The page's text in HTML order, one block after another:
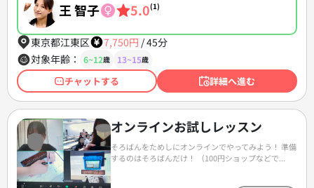
王 智子 5.0(1)
東京都江東区 7,750円 /45分
対象年齢：
6~12歳 13~15歳
チャットする 詳細へ進む
オンラインお試しレッスン
そろばんをためしにオンラインでやってみよう！ 準備
するのはそろばんだけ！ （100円ショップなどで...